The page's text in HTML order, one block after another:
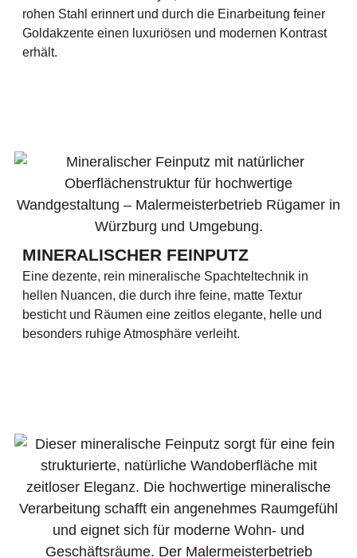
rohen Stahl erinnert und durch die Einarbeitung feiner
Goldakzente einen luxuriösen und modernen Kontrast
erhält.
MINERALISCHER FEINPUTZ
Eine dezente, rein mineralische Spachteltechnik in
hellen Nuancen, die durch ihre feine, matte Textur
besticht und Räumen eine zeitlos elegante, helle und
besonders ruhige Atmosphäre verleiht.